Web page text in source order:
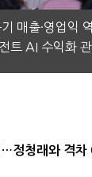
매출·영업익
트 AI 수익화
정청래와 격